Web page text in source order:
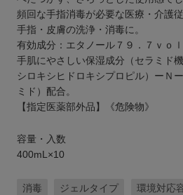
頻回な手指消毒が必要な医療・介護
手指・皮膚の洗浄・消毒に。
有効成分：エタノール７９．７ｖｏｌ
手肌にやさしい保湿成分（セラミド
シロキシヒドロキシプロピル）ーＮ
ミド）配合。
【指定医薬部外品】《危険物》
容量・入数
400mL×10
消毒 ジェルタイプ 環境対応